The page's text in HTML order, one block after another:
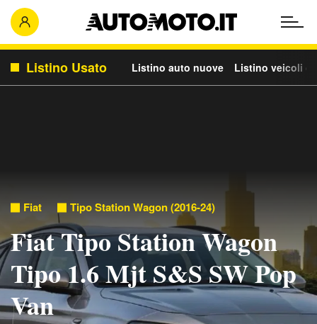
Listino Usato Listino auto nuove Listino veicoli
Fiat Tipo Station Wagon (2016-24)
Fiat Tipo Station Wagon
Tipo 1.6 Mjt S&S SW Pop
Van